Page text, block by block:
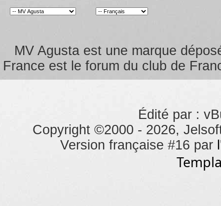
MV Agusta est une marque
France est le forum du club de
Édité par :
Copyright ©2000 - 2026,
Version française #16 par